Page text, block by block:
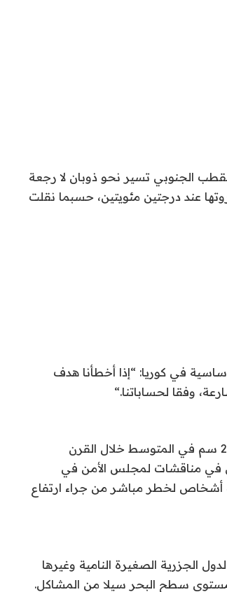
الجنوبي تسير نحو ذوبان لا رجعة
عند درجتين مئويتين، حسبما نقلت
في كوريا: “إذا أخطأنا هدف
وفقا لحساباتنا“.
وقد ارتفع مستوى سطح البحر في العالم حتى الآن بحوالي 20 سم في المتوسط خلال القرن
في مناقشات لمجلس الأمن في
لخطر مباشر من جراء ارتفاع
الجزرية الصغيرة النامية وغيرها
مستوى سطح البحر سيلا من المشاكل.